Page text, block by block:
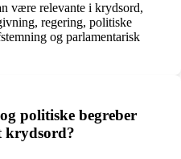
være relevante i krydsord,
regering, politiske
og parlamentarisk
politiske begreber
krydsord?